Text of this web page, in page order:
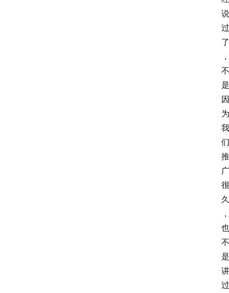
说
过
了
，
不
是
因
为
我
们
推
广
很
久
，
也
不
是
讲
过